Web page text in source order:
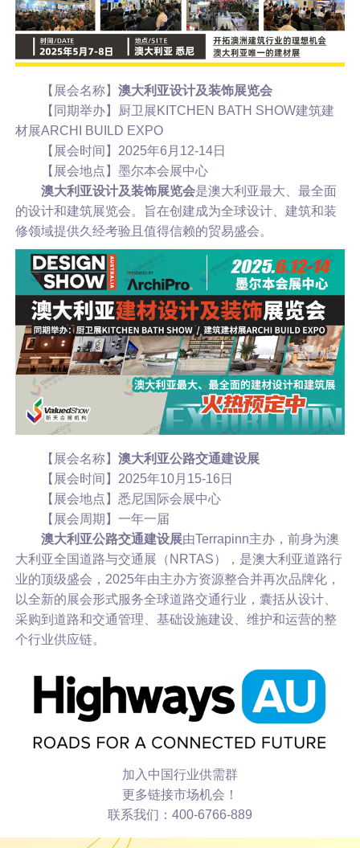
【展会名称】 澳大利亚设计及装饰展览会
【同期举办】厨卫展KITCHEN BATH SHOW建筑建
材展ARCHI BUILD EXPO
【展会时间】2025年6月12-14日
【展会地点】墨尔本会展中心
澳大利亚设计及装饰展览会是澳大利亚最大、最全面
的设计和建筑展览会。旨在创建成为全球设计、建筑和装
修领域提供久经考验且值得信赖的贸易盛会。
【展会名称】 澳大利亚公路交通建设展
【展会时间】2025年10月15-16日
【展会地点】悉尼国际会展中心
【展会周期】一年一届
澳大利亚公路交通建设展由Terrapinn主办，前身为澳
大利亚全国道路与交通展（NRTAS），是澳大利亚道路行
业的顶级盛会，2025年由主办方资源整合并再次品牌化，
以全新的展会形式服务全球道路交通行业，囊括从设计、
采购到道路和交通管理、基础设施建设、维护和运营的整
个行业供应链。
加入中国行业供需群
更多链接市场机会！
联系我们：400-6766-889